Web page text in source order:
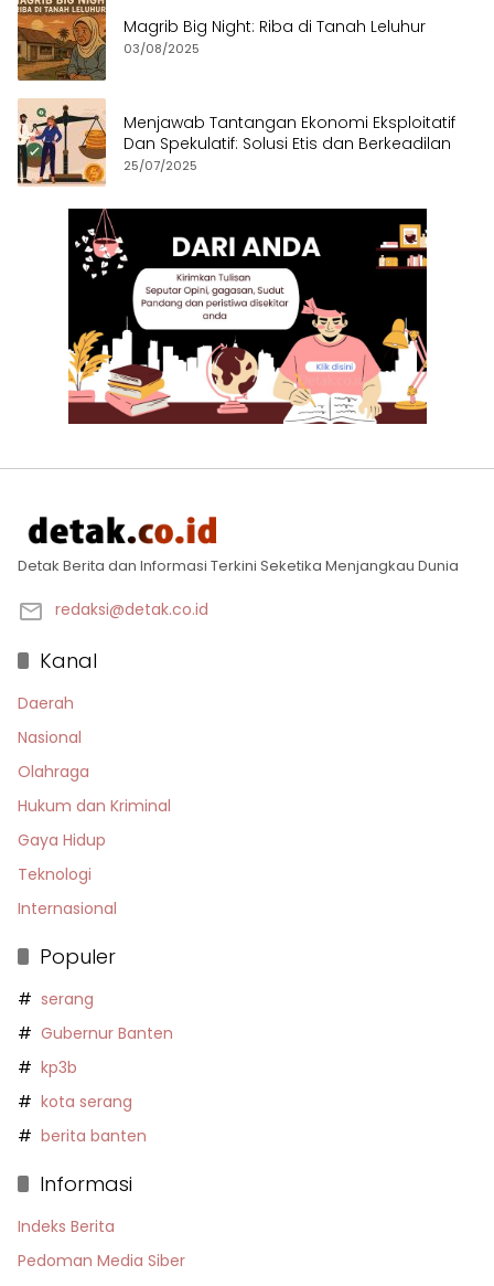
Magrib Big Night: Riba di Tanah Leluhur
03/08/2025
Menjawab Tantangan Ekonomi Eksploitatif
Dan Spekulatif: Solusi Etis dan Berkeadilan
25/07/2025
Detak Berita dan Informasi Terkini Seketika Menjangkau Dunia
redaksi@detak.co.id
Kanal
Daerah
Nasional
Olahraga
Hukum dan Kriminal
Gaya Hidup
Teknologi
Internasional
Populer
serang
Gubernur Banten
kp3b
kota serang
berita banten
Informasi
Indeks Berita
Pedoman Media Siber